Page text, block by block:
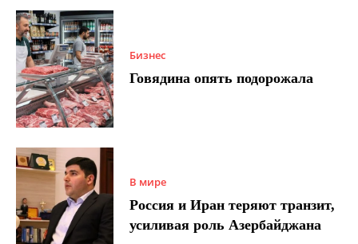
Бизнес
Говядина опять подорожала
В мире
Россия и Иран теряют транзит,
усиливая роль Азербайджана